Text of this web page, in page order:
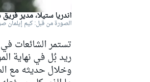
أندريا ستيلا، مدير
الصورة من قبل: كيم إيلمان
ريد بُل في نهاية
وخلال حديثه مع